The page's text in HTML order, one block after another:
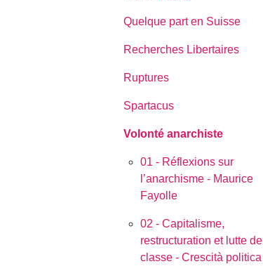
Quelque part en Suisse
Recherches Libertaires
Ruptures
Spartacus
Volonté anarchiste
01 - Réflexions sur
l’anarchisme - Maurice
Fayolle
02 - Capitalisme,
restructuration et lutte de
classe - Crescità politica